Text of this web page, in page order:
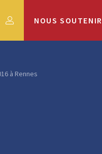
NOUS SOUTENIR
à Rennes